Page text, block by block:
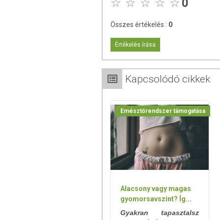
- kapszula: (hidroxi-propil-metil-
- E-vitamin (DL-alfa-tokoferil acetát)
- A-vitamin (retinil-acetát)
- 7-féle baktériumtörzs
- csomósodást gátló anyag:
- szója
- tej
Tápérték 100 g-ban
Energiatartalom
1337 KJ /
Zsír
2,5 g
- ebből telített zsírsav
1,1 g
Szénhidrát
- ebből cukor
36,2 g
Fehérje
1,02 g
Frukto-oligoszacharid 61,2 g
C-vitamin
23,2 g
E-vitamin
7,5 g
0
Összes értékelés : 0
Értékelés írása
Kapcsolódó cikkek
Emésztőrendszer támogatása
Alacsony vagy magas
gyomorsavszint? Íg...
Gyakran tapasztalsz